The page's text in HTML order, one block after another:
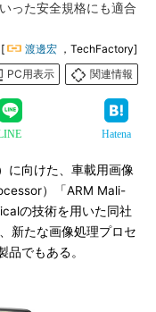
った安全規格にも適合
[ 渡邊宏 ，TechFactory]
PC用表示
関連情報
Hatena
に向けた、車載用画像
）「ARM Mali-
の技術を用いた同社
新たな画像処理プロセ
でもある。